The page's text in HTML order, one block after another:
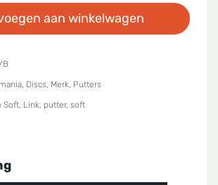
aan winkelwagen
B
, Discs, Merk, Putters
Soft, Link, putter, soft